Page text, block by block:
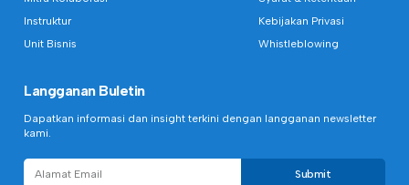
Instruktur
Unit Bisnis
Kebijakan Privasi
Whistleblowing
Langganan Buletin
Dapatkan informasi dan insight terkini dengan langganan newsletter
kami.
Submit